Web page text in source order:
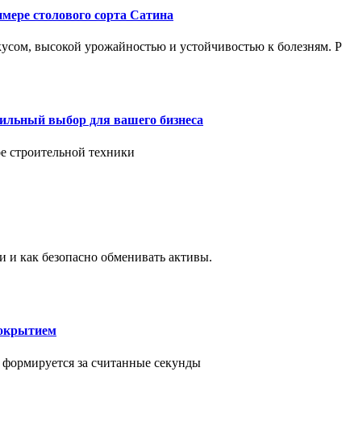
столового сорта Сатина
высокой урожайностью и устойчивостью к болезням.
выбор для вашего бизнеса
техники
и как безопасно обменивать активы.
за считанные секунды